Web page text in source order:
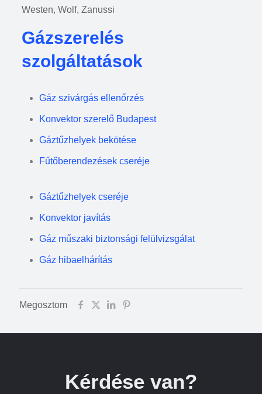
Westen, Wolf, Zanussi
Gázszerelés
szolgáltatások
Gáz szivárgás ellenőrzés
Konvektor szerelő Budapest
Gáztűzhelyek bekötése
Fűtőberendezések cseréje
Gáztűzhelyek cseréje
Konvektor javítás
Gáz műszaki biztonsági felülvizsgálat
Gáz hibaelhárítás
Megosztom
Kérdése van?